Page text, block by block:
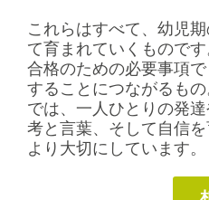
これらはすべて、幼児期
て育まれていくものです
合格のための必要事項
することにつながるも
では、一人ひとりの発
考と言葉、そして自信
より大切にしています。